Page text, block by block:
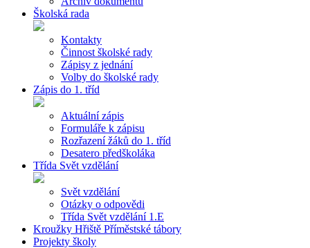
Školská rada
Kontakty
Činnost školské rady
Zápisy z jednání
Volby do školské rady
Zápis do 1. tříd
Aktuální zápis
Formuláře k zápisu
Rozřazení žáků do 1. tříd
Desatero předškoláka
Třída Svět vzdělání
Svět vzdělání
Otázky o odpovědi
Třída Svět vzdělání 1.E
Kroužky Hřiště Příměstské tábory
Projekty školy